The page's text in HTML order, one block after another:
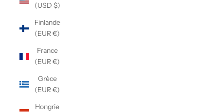
(USD $)
Finlande
(EUR €)
France
(EUR €)
Grèce
(EUR €)
Hongrie